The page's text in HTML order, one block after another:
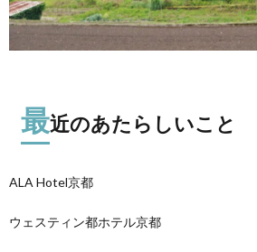
最近のあたらしいこと
ALA Hotel京都
ウェスティン都ホテル京都